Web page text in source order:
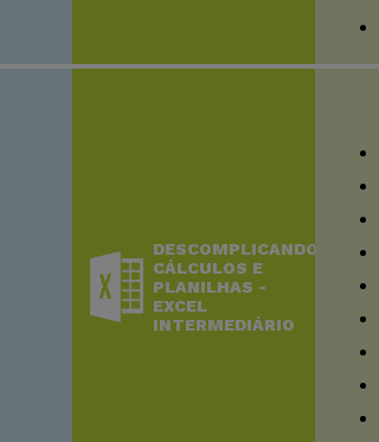
DESCOMPLICANDO
CÁLCULOS E
PLANILHAS -
EXCEL
INTERMEDIÁRIO